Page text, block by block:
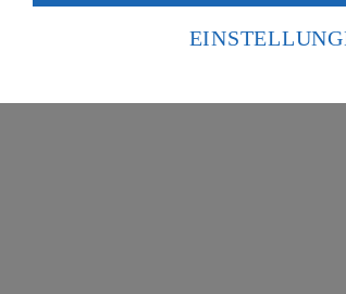
einem nach europäischen Standards nicht
Risiko eines Zugriffs durch US-amerikanische